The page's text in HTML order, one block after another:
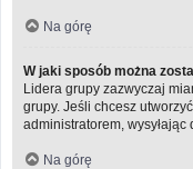
Na górę
W jaki sposób można
Lidera grupy zazwyczaj
grupy. Jeśli chcesz
administratorem,
Na górę